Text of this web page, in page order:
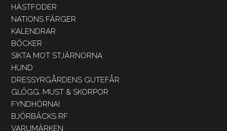
HÄSTFODER
NATIONS FÄRGER
KALENDRAR
BÖCKER
SIKTA MOT STJÄRNORNA
HUND
DRESSYRGÅRDENS GUTEFÅR
GLÖGG, MUST & SKORPOR
FYNDHÖRNA!
BJÖRBÄCKS RF
VARUMÄRKEN